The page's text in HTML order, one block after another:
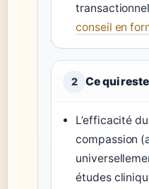
conseil en
2 Ce qui
L’efficacité
compassion
études